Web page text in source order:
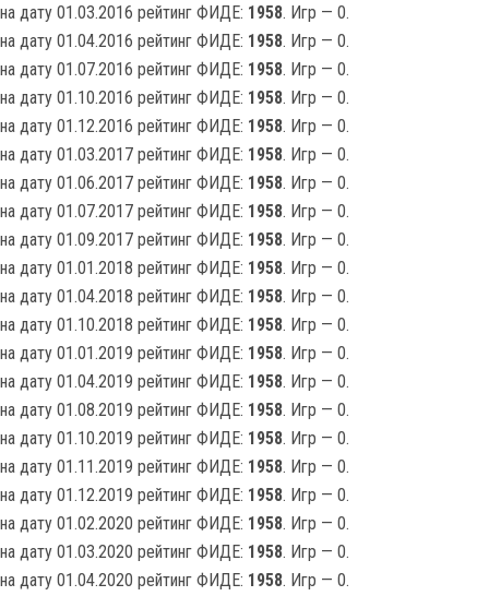
на дату 01.03.2016 рейтинг ФИДЕ: 1958. Игр — 0.
на дату 01.04.2016 рейтинг ФИДЕ: 1958. Игр — 0.
на дату 01.07.2016 рейтинг ФИДЕ: 1958. Игр — 0.
на дату 01.10.2016 рейтинг ФИДЕ: 1958. Игр — 0.
на дату 01.12.2016 рейтинг ФИДЕ: 1958. Игр — 0.
на дату 01.03.2017 рейтинг ФИДЕ: 1958. Игр — 0.
на дату 01.06.2017 рейтинг ФИДЕ: 1958. Игр — 0.
на дату 01.07.2017 рейтинг ФИДЕ: 1958. Игр — 0.
на дату 01.09.2017 рейтинг ФИДЕ: 1958. Игр — 0.
на дату 01.01.2018 рейтинг ФИДЕ: 1958. Игр — 0.
на дату 01.04.2018 рейтинг ФИДЕ: 1958. Игр — 0.
на дату 01.10.2018 рейтинг ФИДЕ: 1958. Игр — 0.
на дату 01.01.2019 рейтинг ФИДЕ: 1958. Игр — 0.
на дату 01.04.2019 рейтинг ФИДЕ: 1958. Игр — 0.
на дату 01.08.2019 рейтинг ФИДЕ: 1958. Игр — 0.
на дату 01.10.2019 рейтинг ФИДЕ: 1958. Игр — 0.
на дату 01.11.2019 рейтинг ФИДЕ: 1958. Игр — 0.
на дату 01.12.2019 рейтинг ФИДЕ: 1958. Игр — 0.
на дату 01.02.2020 рейтинг ФИДЕ: 1958. Игр — 0.
на дату 01.03.2020 рейтинг ФИДЕ: 1958. Игр — 0.
на дату 01.04.2020 рейтинг ФИДЕ: 1958. Игр — 0.